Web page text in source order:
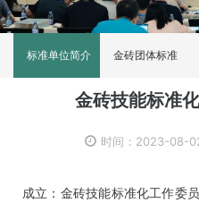
标准单位简介 金砖团体标准
金砖技能标准
时间：2023-08-
成立：金砖技能标准化工作委